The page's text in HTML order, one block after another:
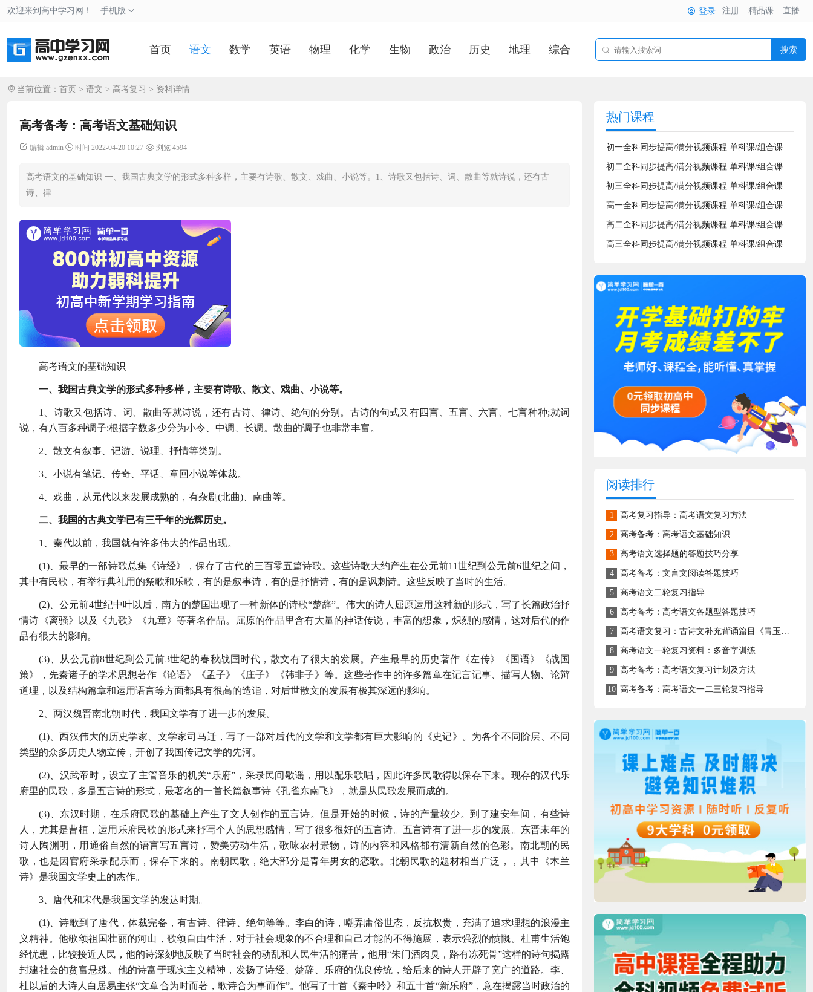
欢迎来到高中学习网！ 手机版 登录 注册 精品课 直播
首页 语文 数学 英语 物理 化学 生物 政治 历史 地理 综合 搜索
当前位置： 首页 > 语文 > 高考复习 > 资料详情
高考备考：高考语文基础知识
编辑 admin 时间 2022-04-20 10:27 浏览 4594
高考语文的基础知识 一、我国古典文学的形式多种多样，主要有诗歌、散文、戏曲、小说等。1、诗歌又包括诗、词、散曲等就诗说，还有古
诗、律...
高考语文的基础知识
一、我国古典文学的形式多种多样，主要有诗歌、散文、戏曲、小说等。
1、诗歌又包括诗、词、散曲等就诗说，还有古诗、律诗、绝句的分别。古诗的句式又有四言、五言、六言、七言种种;就词
说，有八百多种调子;根据字数多少分为小令、中调、长调。散曲的调子也非常丰富。
2、散文有叙事、记游、说理、抒情等类别。
3、小说有笔记、传奇、平话、章回小说等体裁。
4、戏曲，从元代以来发展成熟的，有杂剧(北曲)、南曲等。
二、我国的古典文学已有三千年的光辉历史。
1、秦代以前，我国就有许多伟大的作品出现。
(1)、最早的一部诗歌总集《诗经》，保存了古代的三百零五篇诗歌。这些诗歌大约产生在公元前11世纪到公元前6世纪之间，
其中有民歌，有举行典礼用的祭歌和乐歌，有的是叙事诗，有的是抒情诗，有的是讽刺诗。这些反映了当时的生活。
(2)、公元前4世纪中叶以后，南方的楚国出现了一种新体的诗歌“楚辞”。伟大的诗人屈原运用这种新的形式，写了长篇政治抒
情诗《离骚》以及《九歌》《九章》等著名作品。屈原的作品里含有大量的神话传说，丰富的想象，炽烈的感情，这对后代的作
品有很大的影响。
(3)、从公元前8世纪到公元前3世纪的春秋战国时代，散文有了很大的发展。产生最早的历史著作《左传》《国语》《战国
策》，先秦诸子的学术思想著作《论语》《孟子》《庄子》《韩非子》等。这些著作中的许多篇章在记言记事、描写人物、论辩
道理，以及结构篇章和运用语言等方面都具有很高的造诣，对后世散文的发展有极其深远的影响。
2、两汉魏晋南北朝时代，我国文学有了进一步的发展。
(1)、西汉伟大的历史学家、文学家司马迁，写了一部对后代的文学和文学都有巨大影响的《史记》。为各个不同阶层、不同
类型的众多历史人物立传，开创了我国传记文学的先河。
(2)、汉武帝时，设立了主管音乐的机关“乐府”，采录民间歇谣，用以配乐歌唱，因此许多民歌得以保存下来。现存的汉代乐
府里的民歌，多是五言诗的形式，最著名的一首长篇叙事诗《孔雀东南飞》，就是从民歌发展而成的。
(3)、东汉时期，在乐府民歌的基础上产生了文人创作的五言诗。但是开始的时候，诗的产量较少。到了建安年间，有些诗
人，尤其是曹植，运用乐府民歌的形式来抒写个人的思想感情，写了很多很好的五言诗。五言诗有了进一步的发展。东晋末年的
诗人陶渊明，用通俗自然的语言写五言诗，赞美劳动生活，歌咏农村景物，诗的内容和风格都有清新自然的色彩。南北朝的民
歌，也是因官府采录配乐而，保存下来的。南朝民歌，绝大部分是青年男女的恋歌。北朝民歌的题材相当广泛，，其中《木兰
诗》是我国文学史上的杰作。
3、唐代和宋代是我国文学的发达时期。
(1)、诗歌到了唐代，体裁完备，有古诗、律诗、绝句等等。李白的诗，嘲弄庸俗世态，反抗权贵，充满了追求理想的浪漫主
义精神。他歌颂祖国壮丽的河山，歌颂自由生活，对于社会现象的不合理和自己才能的不得施展，表示强烈的愤慨。杜甫生活饱
经忧患，比较接近人民，他的诗深刻地反映了当时社会的动乱和人民生活的痛苦，他用“朱门酒肉臭，路有冻死骨”这样的诗句揭露
封建社会的贫富悬殊。他的诗富于现实主义精神，发扬了诗经、楚辞、乐府的优良传统，给后来的诗人开辟了宽广的道路。李、
杜以后的大诗人白居易主张“文章合为时而著，歌诗合为事而作”。他写了十首《秦中吟》和五十首“新乐府”，意在揭露当时政治的
热门课程
初一全科同步提高/满分视频课程 单科课/组合课
初二全科同步提高/满分视频课程 单科课/组合课
初三全科同步提高/满分视频课程 单科课/组合课
高一全科同步提高/满分视频课程 单科课/组合课
高二全科同步提高/满分视频课程 单科课/组合课
高三全科同步提高/满分视频课程 单科课/组合课
阅读排行
1 高考复习指导：高考语文复习方法
2 高考备考：高考语文基础知识
3 高考语文选择题的答题技巧分享
4 高考备考：文言文阅读答题技巧
5 高考语文二轮复习指导
6 高考备考：高考语文各题型答题技巧
7 高考语文复习：古诗文补充背诵篇目《青玉案·元夕》知识点归纳及练习
8 高考语文一轮复习资料：多音字训练
9 高考备考：高考语文复习计划及方法
10 高考备考：高考语文一二三轮复习指导